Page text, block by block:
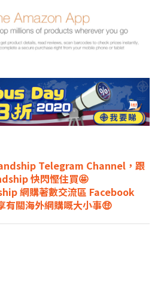
Telegram Channel，跟
快閃慳住買🤩
網購著數交流區 Facebook
有關海外網購嘅大小事🤑